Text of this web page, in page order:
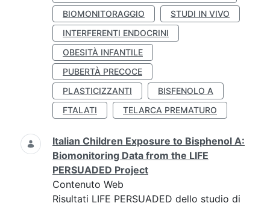
BIOMONITORAGGIO
STUDI IN VIVO
INTERFERENTI ENDOCRINI
OBESITÀ INFANTILE
PUBERTÀ PRECOCE
PLASTICIZZANTI
BISFENOLO A
FTALATI
TELARCA PREMATURO
Italian Children Exposure to Bisphenol A:
Biomonitoring Data from the LIFE
PERSUADED Project
Contenuto Web
Risultati LIFE PERSUADED dello studio di